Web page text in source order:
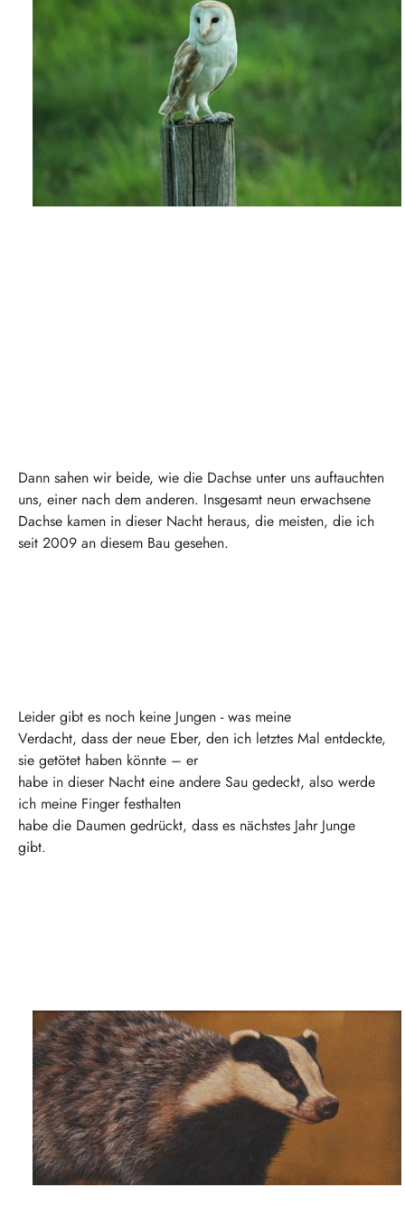
Dann sahen wir beide, wie die Dachse unter uns auftauchten
uns, einer nach dem anderen. Insgesamt neun erwachsene
Dachse kamen in dieser Nacht heraus, die meisten, die ich
seit 2009 an diesem Bau gesehen.
Leider gibt es noch keine Jungen - was meine
Verdacht, dass der neue Eber, den ich letztes Mal entdeckte,
sie getötet haben könnte – er
habe in dieser Nacht eine andere Sau gedeckt, also werde
ich meine Finger festhalten
habe die Daumen gedrückt, dass es nächstes Jahr Junge
gibt.